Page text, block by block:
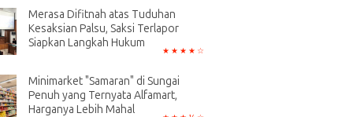
Merasa Difitnah atas Tuduhan
Kesaksian Palsu, Saksi Terlapor
Siapkan Langkah Hukum
Minimarket "Samaran" di Sungai
Penuh yang Ternyata Alfamart,
Harganya Lebih Mahal